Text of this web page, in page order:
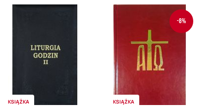
KSIĄŻKA
-8%
KSIĄŻKA